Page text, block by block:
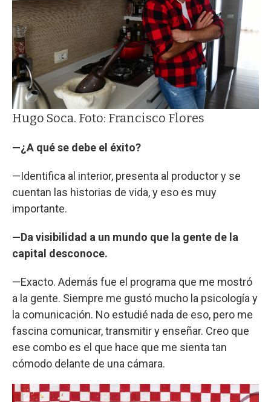
Hugo Soca. Foto: Francisco Flores
—¿A qué se debe el éxito?
—Identifica al interior, presenta al productor y se
cuentan las historias de vida, y eso es muy
importante.
—Da visibilidad a un mundo que la gente de la
capital desconoce.
—Exacto. Además fue el programa que me mostró
a la gente. Siempre me gustó mucho la psicología y
la comunicación. No estudié nada de eso, pero me
fascina comunicar, transmitir y enseñar. Creo que
ese combo es el que hace que me sienta tan
cómodo delante de una cámara.